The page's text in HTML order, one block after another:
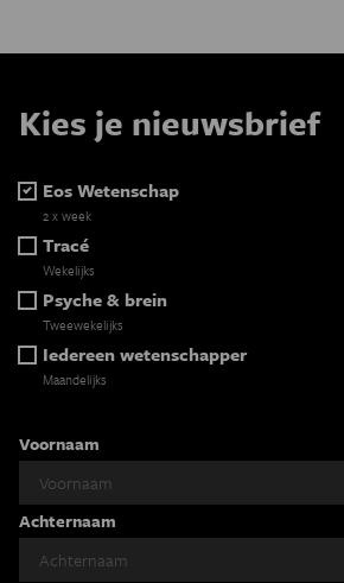
Kies je nieuwsbrief
Eos Wetenschap
2 x week
Tracé
Wekelijks
Psyche & brein
Tweewekelijks
Iedereen wetenschapper
Maandelijks
Voornaam
Achternaam